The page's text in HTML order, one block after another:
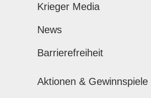
Krieger Media
News
Barrierefreiheit
Aktionen & Gewinnspiele